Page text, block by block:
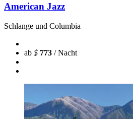
American Jazz
Schlange und Columbia
ab $ 773 / Nacht